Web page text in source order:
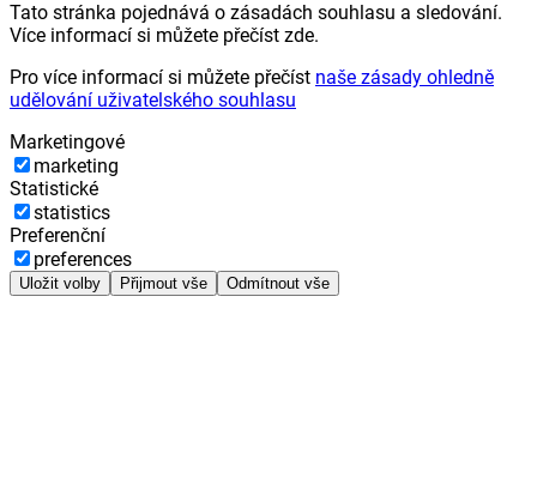
Tato stránka pojednává o zásadách souhlasu a sledování.
Více informací si můžete přečíst zde.
Pro více informací si můžete přečíst naše zásady ohledně
udělování uživatelského souhlasu
Marketingové
marketing
Statistické
statistics
Preferenční
preferences
Uložit volby Přijmout vše Odmítnout vše